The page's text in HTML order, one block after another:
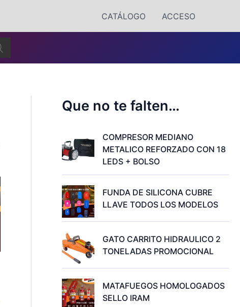
CATÁLOGO ACCESO
Que no te falten…
COMPRESOR MEDIANO
METALICO REFORZADO CON 18
LEDS + BOLSO
FUNDA DE SILICONA CUBRE
LLAVE TODOS LOS MODELOS
GATO CARRITO HIDRAULICO 2
TONELADAS PROMOCIONAL
MATAFUEGOS HOMOLOGADOS
SELLO IRAM